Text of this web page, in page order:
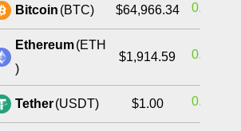
Bitcoin (BTC) $64,966.34 0.85%
Ethereum (ETH
)
$1,914.59 0.70%
Tether (USDT) $1.00 0.03%